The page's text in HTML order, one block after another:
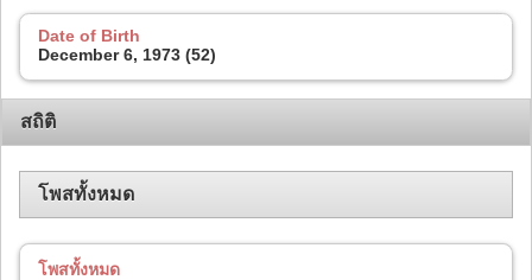
Date of Birth
December 6, 1973 (52)
สถิติ
โพสทั้งหมด
โพสทั้งหมด